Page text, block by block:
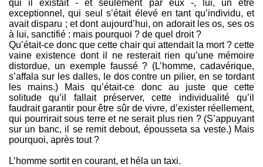
qui il existait - et seulement par eux -, lui, un être
exceptionnel, qui seul s’était élevé en tant qu’individu, et
avait disparu ; et dont aujourd’hui, on adorait les os, ses os
à lui, sanctifié : mais pourquoi ? de quel droit ?
Qu’était-ce donc que cette chair qui attendait la mort ? cette
vaine existence dont il ne resterait rien qu’une mémoire
distordue, un exemple faussé ? (L’homme, cadavérique,
s’affala sur les dalles, le dos contre un pilier, en se tordant
les mains.) Mais qu’était-ce donc au juste que cette
solitude qu’il fallait préserver, cette individualité qu’il
faudrait garantir pour être sûr de vivre, d’exister réellement,
qui pourrirait sous terre et ne serait plus rien ? (S’appuyant
sur un banc, il se remit debout, épousseta sa veste.) Mais
pourquoi, après tout ?
L’homme sortit en courant, et héla un taxi.